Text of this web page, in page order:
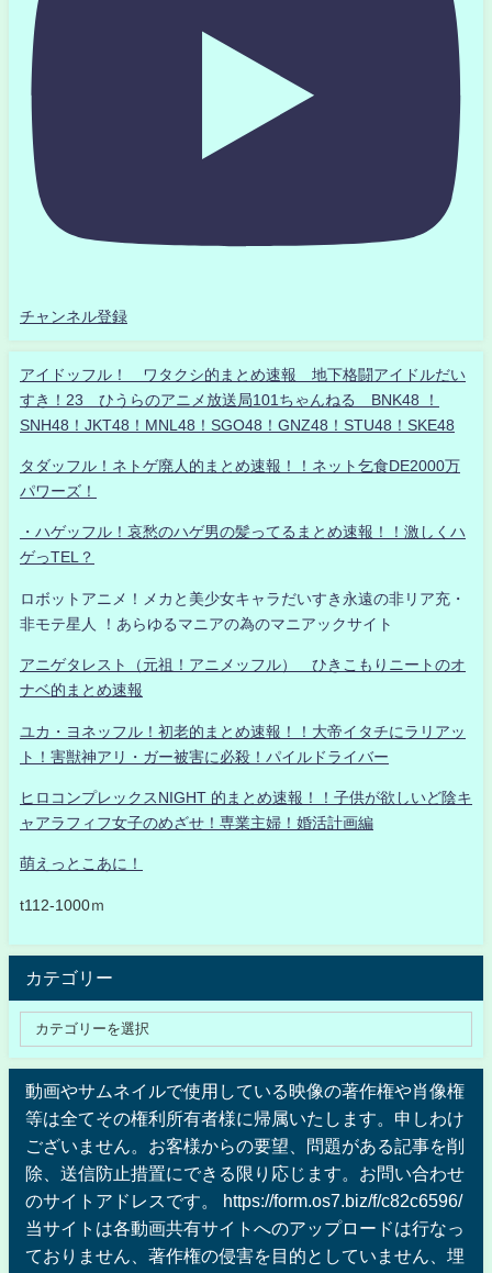
チャンネル登録
アイドッフル！ ワタクシ的まとめ速報 地下格闘アイドルだい
すき！23 ひうらのアニメ放送局101ちゃんねる BNK48 ！
SNH48！JKT48！MNL48！SGO48！GNZ48！STU48！SKE48
タダッフル！ネトゲ廃人的まとめ速報！！ネット乞食DE2000万
パワーズ！
・ハゲッフル！哀愁のハゲ男の髪ってるまとめ速報！！激しくハ
ゲっTEL？
ロボットアニメ！メカと美少女キャラだいすき永遠の非リア充・
非モテ星人 ！あらゆるマニアの為のマニアックサイト
アニゲタレスト（元祖！アニメッフル） ひきこもりニートのオ
ナベ的まとめ速報
ユカ・ヨネッフル！初老的まとめ速報！！大帝イタチにラリアッ
ト！害獣神アリ・ガー被害に必殺！パイルドライバー
ヒロコンプレックスNIGHT 的まとめ速報！！子供が欲しいど陰キ
ャアラフィフ女子のめざせ！専業主婦！婚活計画編
萌えっとこあに！
t112-1000ｍ
カテゴリー
動画やサムネイルで使用している映像の著作権や肖像権
等は全てその権利所有者様に帰属いたします。申しわけ
ございません。お客様からの要望、問題がある記事を削
除、送信防止措置にできる限り応じます。お問い合わせ
のサイトアドレスです。 https://form.os7.biz/f/c82c6596/
当サイトは各動画共有サイトへのアップロードは行なっ
ておりません、著作権の侵害を目的としていません、埋